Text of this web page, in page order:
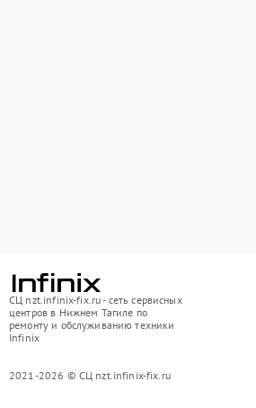
СЦ nzt.infinix-fix.ru - сеть сервисных
центров в Нижнем Тагиле по
ремонту и обслуживанию техники
Infinix
2021-2026 © СЦ nzt.infinix-fix.ru